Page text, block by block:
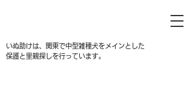
いぬ助けは、関東で中型雑種犬をメインとした
保護と里親探しを行っています。